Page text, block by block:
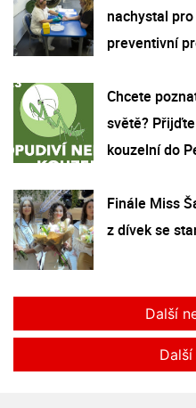
nachystal
preventivní
Chcete
světě?
kouzelní do
Finále Miss
z dívek se
Další